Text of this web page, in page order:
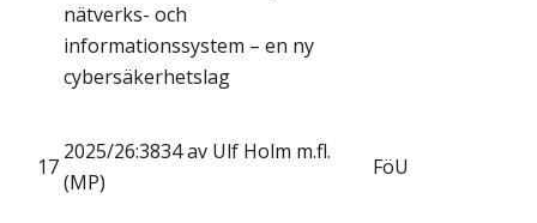
nätverks- och
informationssystem – en ny
cybersäkerhetslag
17
2025/26:3834 av Ulf Holm m.fl.
(MP)
FöU